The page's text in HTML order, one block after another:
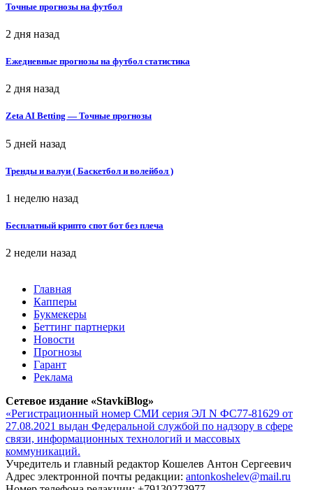
Точные прогнозы на футбол
2 дня назад
Ежедневные прогнозы на футбол статистика
2 дня назад
Zeta AI Betting — Точные прогнозы
5 дней назад
Тренды и валуи ( Баскетбол и волейбол )
1 неделю назад
Бесплатный крипто спот бот без плеча
2 недели назад
Главная
Капперы
Букмекеры
Беттинг партнерки
Новости
Прогнозы
Гарант
Реклама
Сетевое издание «StavkiBlog»
«Регистрационный номер СМИ серия ЭЛ N ФС77-81629 от
27.08.2021 выдан Федеральной службой по надзору в сфере
связи, информационных технологий и массовых
коммуникаций.
Учредитель и главный редактор Кошелев Антон Сергеевич
Адрес электронной почты редакции: antonkoshelev@mail.ru